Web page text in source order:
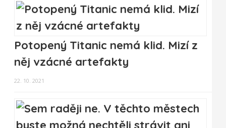
Potopený Titanic nemá klid. Mizí z
něj vzácné artefakty
22. 10. 2021